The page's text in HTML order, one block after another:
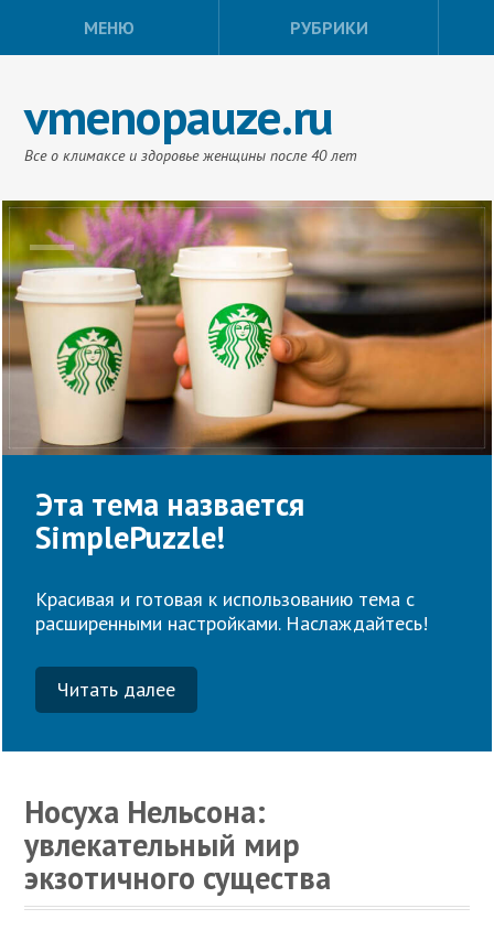
МЕНЮ РУБРИКИ
vmenopauze.ru
Все о климаксе и здоровье женщины после 40 лет
Эта тема назвается
SimplePuzzle!
Красивая и готовая к использованию тема с
расширенными настройками. Наслаждайтесь!
Читать далее
Носуха Нельсона:
увлекательный мир
экзотичного существа